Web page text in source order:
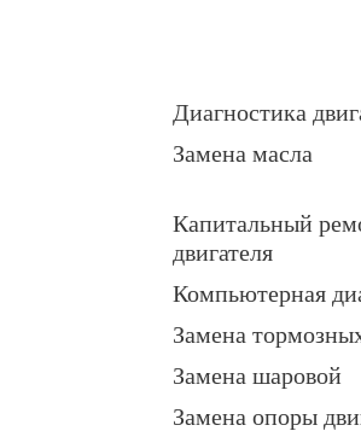
Диагностика
Замена масла
Капитальный
двигателя
Компьютерная
Замена
Замена шаровой
Замена опоры